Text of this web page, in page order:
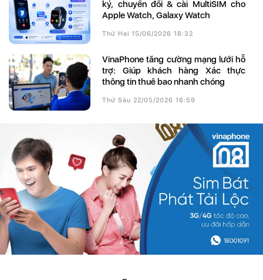
ký, chuyển đổi & cài MultiSIM cho
Apple Watch, Galaxy Watch
Thứ Hai 15/06/2026 18:32
VinaPhone tăng cường mạng lưới hỗ
trợ: Giúp khách hàng Xác thực
thông tin thuê bao nhanh chóng
Thứ Sáu 22/05/2026 16:59